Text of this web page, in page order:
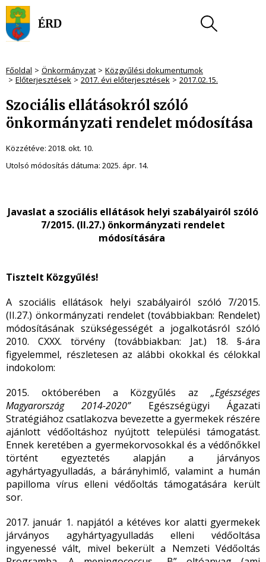
Főoldal Önkormányzat
Közgyűlési dokumentumok
Előterjesztések
2017. évi előterjesztések 2017.02.15.
Szociális ellátásokról szóló
önkormányzati rendelet módosítása
Közzétéve: 2018. okt. 10.
Utolsó módosítás dátuma: 2025. ápr. 14.
Javaslat a szociális ellátások helyi szabályairól szóló
7/2015. (II.27.) önkormányzati rendelet
módosítására
Tisztelt Közgyűlés!
A szociális ellátások helyi szabályairól szóló 7/2015.
(II.27.) önkormányzati rendelet (továbbiakban: Rendelet)
módosításának szükségességét a jogalkotásról szóló
2010. CXXX. törvény (továbbiakban: Jat.) 18. §-ára
figyelemmel, részletesen az alábbi okokkal és célokkal
indokolom:
2015. októberében a Közgyűlés az „Egészséges
Magyarország 2014-2020”Egészségügyi Ágazati
Stratégiához csatlakozva bevezette a gyermekek részére
ajánlott védőoltáshoz nyújtott települési támogatást.
Ennek keretében a gyermekorvosokkal és a védőnőkkel
történt egyeztetés alapján a járványos
agyhártyagyulladás, a bárányhimlő, valamint a humán
papilloma vírus elleni védőoltás támogatására került
sor.
2017. január 1. napjától a kétéves kor alatti gyermekek
járványos agyhártyagyulladás elleni védőoltása
ingyenessé vált, mivel bekerült a Nemzeti Védőoltás